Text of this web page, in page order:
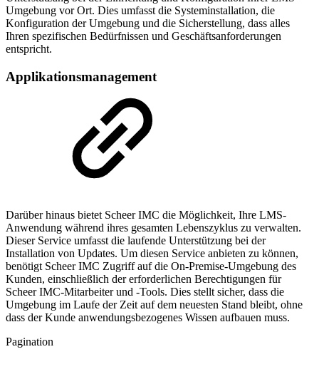
Umgebung vor Ort. Dies umfasst die Systeminstallation, die
Konfiguration der Umgebung und die Sicherstellung, dass alles
Ihren spezifischen Bedürfnissen und Geschäftsanforderungen
entspricht.
Applikationsmanagement
Darüber hinaus bietet Scheer IMC die Möglichkeit, Ihre LMS-
Anwendung während ihres gesamten Lebenszyklus zu verwalten.
Dieser Service umfasst die laufende Unterstützung bei der
Installation von Updates. Um diesen Service anbieten zu können,
benötigt Scheer IMC Zugriff auf die On-Premise-Umgebung des
Kunden, einschließlich der erforderlichen Berechtigungen für
Scheer IMC-Mitarbeiter und -Tools. Dies stellt sicher, dass die
Umgebung im Laufe der Zeit auf dem neuesten Stand bleibt, ohne
dass der Kunde anwendungsbezogenes Wissen aufbauen muss.
Pagination